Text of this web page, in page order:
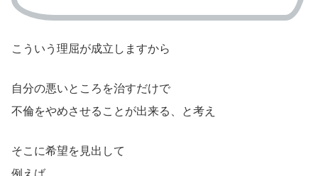
こういう理屈が成立しますから
自分の悪いところを治すだけで
不倫をやめさせることが出来る、と考え
そこに希望を見出して
例えば